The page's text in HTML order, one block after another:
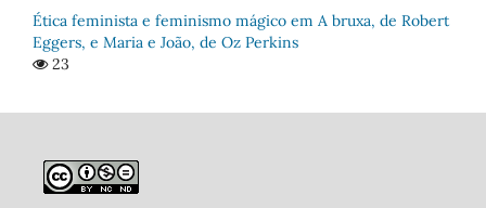
Ética feminista e feminismo mágico em A bruxa, de Robert
Eggers, e Maria e João, de Oz Perkins
23